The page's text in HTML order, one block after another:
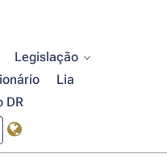
Legislação
Lia
DR